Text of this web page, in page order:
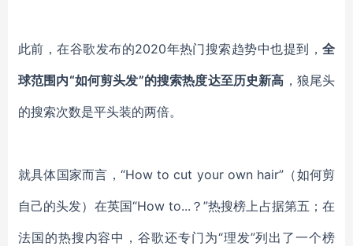
此前，在谷歌发布的2020年热门搜索趋势中也提到，全
球范围内“如何剪头发”的搜索热度达至历史新高 ，狼尾头
的搜索次数是平头装的两倍。
就具体国家而言， “How to cut your own hair”（如何剪
自己的头发）在英国“How to...？”热搜榜上占据第五；在
法国的热搜内容中，谷歌还专门为“理发”列出了一个榜